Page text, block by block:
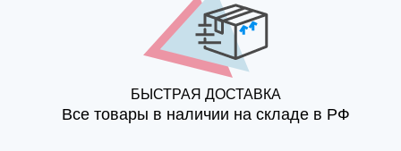
БЫСТРАЯ ДОСТАВКА
Все товары в наличии на складе в РФ